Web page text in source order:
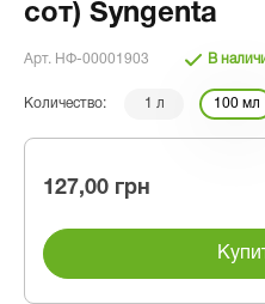
сот) Syngenta
Арт. НФ-00001903 В
Количество: 1 л 100 мл
127,00 грн